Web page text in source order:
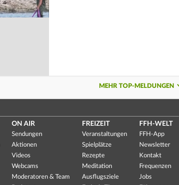
MEHR TOP-MELDUNGEN
ON AIR
Sendungen
Aktionen
Videos
Webcams
Moderatoren & Team
FREIZEIT
Veranstaltungen
Spielplätze
Rezepte
Meditation
Ausflugsziele
FFH-WELT
FFH-App
Newsletter
Kontakt
Frequenzen
Jobs